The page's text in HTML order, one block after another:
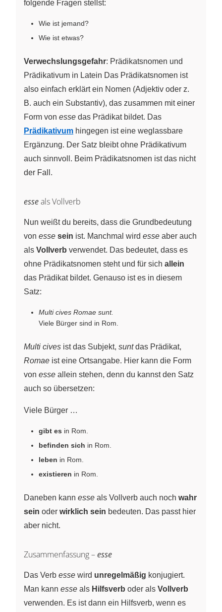
folgende Fragen stellst:
Wie ist jemand?
Wie ist etwas?
Verwechslungsgefahr: Prädikatsnomen und
Prädikativum in Latein Das Prädikatsnomen ist
also einfach erklärt ein Nomen (Adjektiv oder z.
B. auch ein Substantiv), das zusammen mit einer
Form von esse das Prädikat bildet. Das
Prädikativum hingegen ist eine weglassbare
Ergänzung. Der Satz bleibt ohne Prädikativum
auch sinnvoll. Beim Prädikatsnomen ist das nicht
der Fall.
esseals Vollverb
Nun weißt du bereits, dass die Grundbedeutung
von esse sein ist. Manchmal wird esse aber auch
als Vollverb verwendet. Das bedeutet, dass es
ohne Prädikatsnomen steht und für sich allein
das Prädikat bildet. Genauso ist es in diesem
Satz:
Multi cives Romae sunt.
Viele Bürger sind in Rom.
Multi cives ist das Subjekt, suntdas Prädikat,
Romae ist eine Ortsangabe. Hier kann die Form
von esse allein stehen, denn du kannst den Satz
auch so übersetzen:
Viele Bürger …
gibt es in Rom.
befinden sich in Rom.
leben in Rom.
existieren in Rom.
Daneben kann esse als Vollverb auch noch wahr
sein oder wirklich sein bedeuten. Das passt hier
aber nicht.
Zusammenfassung –esse
Das Verb esse wird unregelmäßig konjugiert.
Man kann esse als Hilfsverb oder als Vollverb
verwenden. Es ist dann ein Hilfsverb, wenn es